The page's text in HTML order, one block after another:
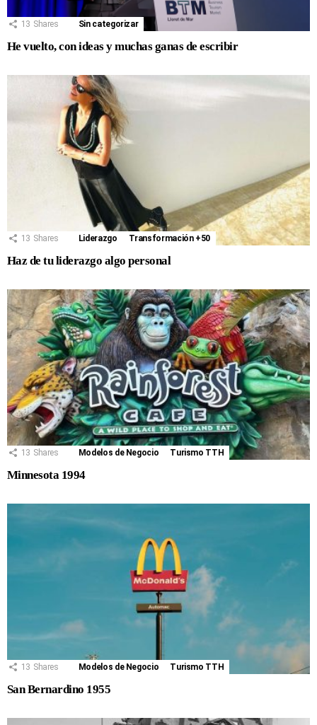
13 Shares Sin categorizar
He vuelto, con ideas y muchas ganas de escribir
13 Shares Liderazgo Transformación +50
Haz de tu liderazgo algo personal
13 Shares Modelos de Negocio Turismo TTH
Minnesota 1994
13 Shares Modelos de Negocio Turismo TTH
San Bernardino 1955